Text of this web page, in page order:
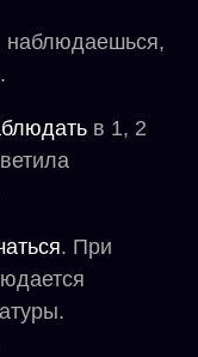
в 1, 2
. При